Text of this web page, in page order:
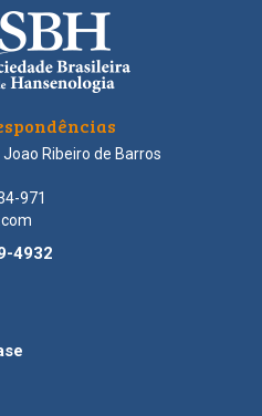
Ribeiro de Barros
971
4932